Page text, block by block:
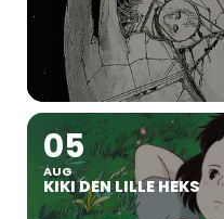
05
AUG
KIKI DEN LILLE HEKS